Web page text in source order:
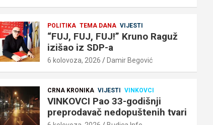
POLITIKA TEMA DANA VIJESTI
“FUJ, FUJ, FUJ!” Kruno Raguž
izišao iz SDP-a
6 kolovoza, 2026 Damir Begović
CRNA KRONIKA VIJESTI VINKOVCI
VINKOVCI Pao 33-godišnji
preprodavač nedopuštenih tvari